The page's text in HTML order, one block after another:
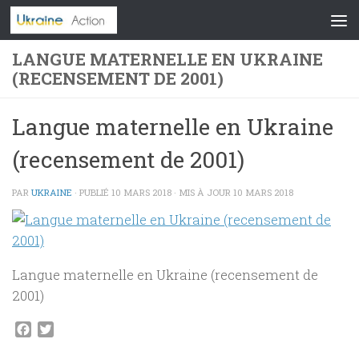
Skip to content
LANGUE MATERNELLE EN UKRAINE
(RECENSEMENT DE 2001)
Langue maternelle en Ukraine
(recensement de 2001)
PAR UKRAINE · PUBLIÉ 10 MARS 2018 · MIS À JOUR 10 MARS 2018
Langue maternelle en Ukraine (recensement de
2001)
Facebook